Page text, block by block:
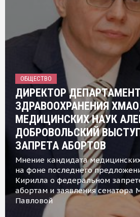
ОБЩЕСТВО
ДИРЕКТОР
ЗДРАВООХРАНЕНИЯ
МЕДИЦИНСКИХ НАУК
ДОБРОВОЛЬСКИЙ
ЗАПРЕТА АБОРТОВ
Мнение кандидата
на фоне последнего
Кирилла о федеральном
абортам и заявления сенатора
Павловой